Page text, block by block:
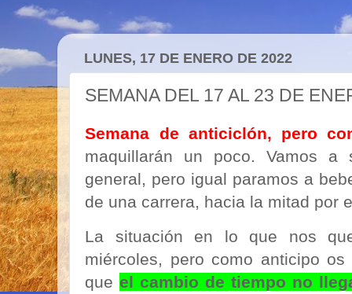
LUNES, 17 DE ENERO DE 2022
SEMANA DEL 17 AL 23 DE
Semana de anticiclón, pero
maquillarán un poco. Vamos
general, pero igual paramos a
de una carrera, hacia la mitad por
La situación en lo que nos
miércoles, pero como anticipo
queel cambio de tiempo no